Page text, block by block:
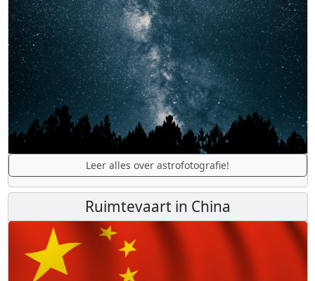
Leer alles over astrofotografie!
Ruimtevaart in China